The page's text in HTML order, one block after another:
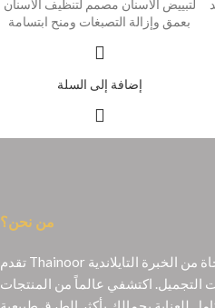
لتبييض الأسنان مصمم لتنظيف الأسنان
بعمق وإزالة التصبغات ومنح ابتسامة
إضافة إلى السلة
من نحن؟
تقدم Thainoor منتجات تجميل أصلية مستوحاة من الخبرة التايلاندية
اكتشفي عالماً من المنتجات